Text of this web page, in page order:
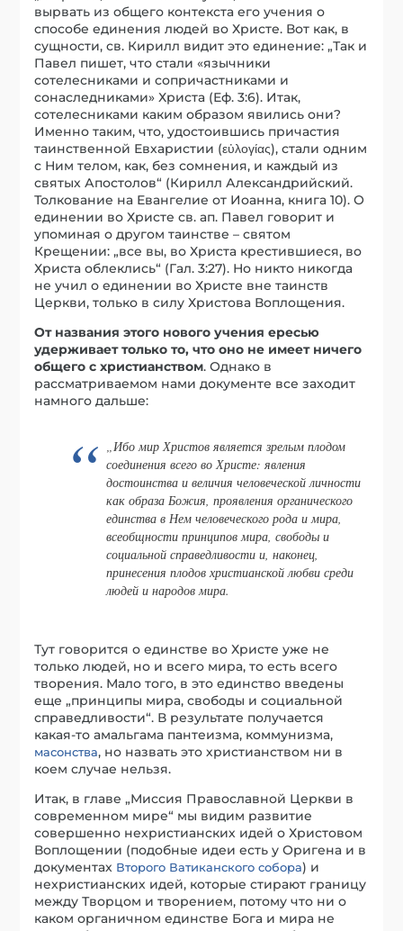
вырвать из общего контекста его учения о
способе единения людей во Христе. Вот как, в
сущности, св. Кирилл видит это единение: „Так и
Павел пишет, что стали «язычники
сотелесниками и сопричастниками и
сонаследниками» Христа (Еф. 3:6). Итак,
сотелесниками каким образом явились они?
Именно таким, что, удостоившись причастия
таинственной Евхаристии (εὐλογίας), стали одним
с Ним телом, как, без сомнения, и каждый из
святых Апостолов“ (Кирилл Александрийский.
Толкование на Евангелие от Иоанна, книга 10). О
единении во Христе св. ап. Павел говорит и
упоминая о другом таинстве – святом
Крещении: „все вы, во Христа крестившиеся, во
Христа облеклись“ (Гал. 3:27). Но никто никогда
не учил о единении во Христе вне таинств
Церкви, только в силу Христова Воплощения.
От названия этого нового учения ересью
удерживает только то, что оно не имеет ничего
общего с христианством. Однако в
рассматриваемом нами документе все заходит
намного дальше:
„Ибо мир Христов является зрелым плодом
соединения всего во Христе: явления
достоинства и величия человеческой личности
как образа Божия, проявления органического
единства в Нем человеческого рода и мира,
всеобщности принципов мира, свободы и
социальной справедливости и, наконец,
принесения плодов христианской любви среди
людей и народов мира.
Тут говорится о единстве во Христе уже не
только людей, но и всего мира, то есть всего
творения. Мало того, в это единство введены
еще „принципы мира, свободы и социальной
справедливости“. В результате получается
какая-то амальгама пантеизма, коммунизма,
масонства, но назвать это христианством ни в
коем случае нельзя.
Итак, в главе „Миссия Православной Церкви в
современном мире“ мы видим развитие
совершенно нехристианских идей о Христовом
Воплощении (подобные идеи есть у Оригена и в
документах Второго Ватиканского собора) и
нехристианских идей, которые стирают границу
между Творцом и творением, потому что ни о
каком органичном единстве Бога и мира не